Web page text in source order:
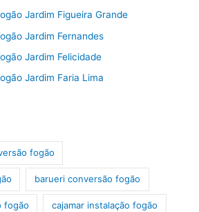
Jardim Figueira Grande
Jardim Fernandes
Jardim Felicidade
Jardim Faria Lima
fogão
barueri conversão fogão
fogão cajamar instalação fogão